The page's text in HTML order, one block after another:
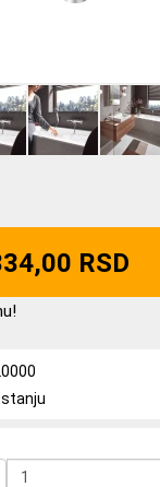
RSD
stanju